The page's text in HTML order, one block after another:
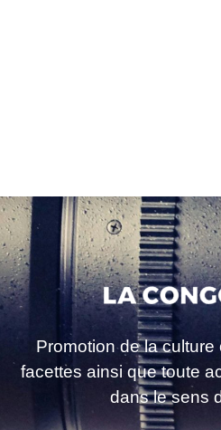
Promotion de la
facettes ainsi que toute
dans le sens